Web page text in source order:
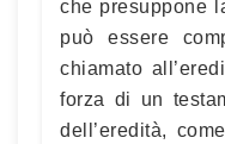
che presuppone
può essere
chiamato
forza di un
dell’eredità,